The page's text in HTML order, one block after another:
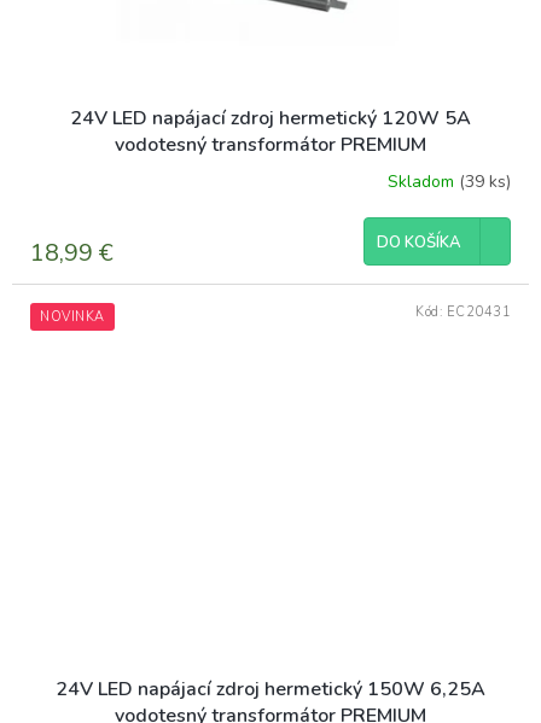
24V LED napájací zdroj hermetický 120W 5A
vodotesný transformátor PREMIUM
Skladom (39 ks)
18,99 € DO KOŠÍKA
NOVINKA
24V LED napájací zdroj hermetický 150W 6,25A
vodotesný transformátor PREMIUM
Kód: EC20431